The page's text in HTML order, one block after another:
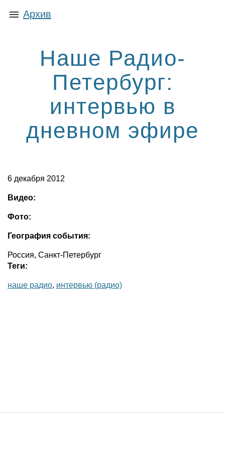
Архив
Наше Радио-
Петербург:
интервью в
дневном эфире
6 декабря 2012
Видео:
Фото:
География события:
Россия, Санкт-Петербург
Теги:
наше радио, интервью (радио)